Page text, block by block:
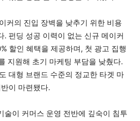
커의 진입 장벽을 낮추기 위한 비용
. 펀딩 성공 이력이 없는 신규 메이커
할인 혜택을 제공하며, 첫 광고 집행
지원해 초기 마케팅 부담을 낮췄다.
대형 브랜드 수준의 정교한 타겟 마
이 마련됐다.
술이 커머스 운영 전반에 깊숙이 침투